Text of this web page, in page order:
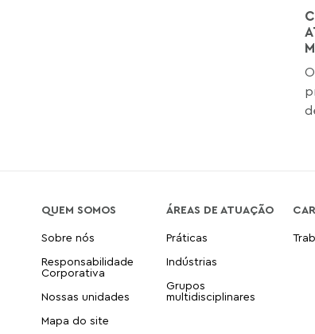
QUEM SOMOS
Sobre nós
Responsabilidade
Corporativa
Nossas unidades
Mapa do site
ÁREAS DE ATUAÇÃO
Práticas
Indústrias
Grupos
multidisciplinares